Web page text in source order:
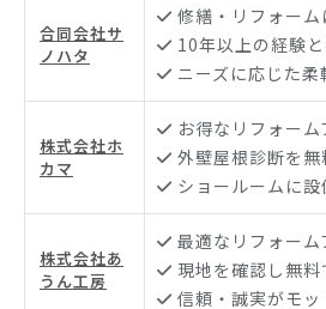
合同会社サ
ノハタ
修繕・リフォー
10年以上の経験
ニーズに応じた柔
株式会社ホ
カマ
お得なリフォー
外壁屋根診断を無
ショールームに
株式会社あ
うん工房
最適なリフォー
現地を確認し無料
信頼・誠実がモッ